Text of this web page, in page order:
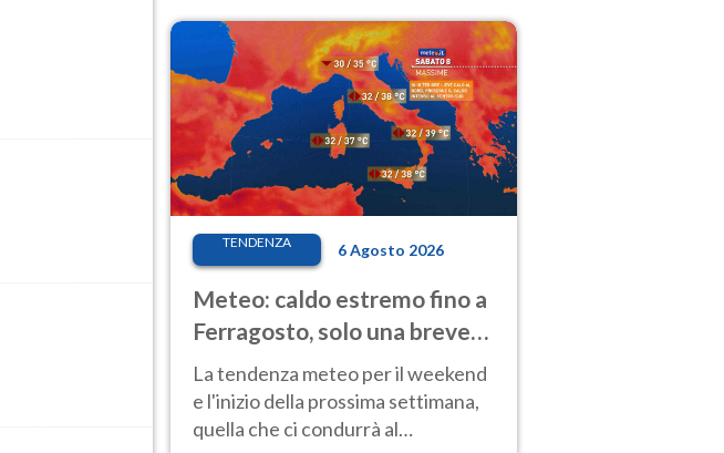
TENDENZA 6 Agosto 2026
Meteo: caldo estremo fino a
Ferragosto, solo una breve
pausa. Ecco dove
La tendenza meteo per il weekend
e l'inizio della prossima settimana,
quella che ci condurrà al